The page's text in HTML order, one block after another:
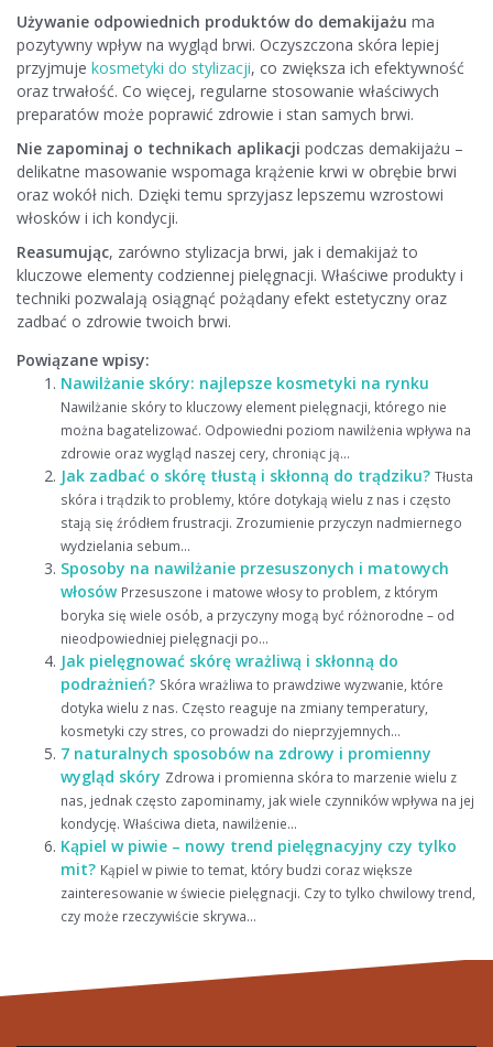
Używanie odpowiednich produktów do demakijażu ma
pozytywny wpływ na wygląd brwi. Oczyszczona skóra lepiej
przyjmuje kosmetyki do stylizacji, co zwiększa ich efektywność
oraz trwałość. Co więcej, regularne stosowanie właściwych
preparatów może poprawić zdrowie i stan samych brwi.
Nie zapominaj o technikach aplikacji podczas demakijażu –
delikatne masowanie wspomaga krążenie krwi w obrębie brwi
oraz wokół nich. Dzięki temu sprzyjasz lepszemu wzrostowi
włosków i ich kondycji.
Reasumując, zarówno stylizacja brwi, jak i demakijaż to
kluczowe elementy codziennej pielęgnacji. Właściwe produkty i
techniki pozwalają osiągnąć pożądany efekt estetyczny oraz
zadbać o zdrowie twoich brwi.
Powiązane wpisy:
Nawilżanie skóry: najlepsze kosmetyki na rynku
Nawilżanie skóry to kluczowy element pielęgnacji, którego nie
można bagatelizować. Odpowiedni poziom nawilżenia wpływa na
zdrowie oraz wygląd naszej cery, chroniąc ją...
Jak zadbać o skórę tłustą i skłonną do trądziku? Tłusta
skóra i trądzik to problemy, które dotykają wielu z nas i często
stają się źródłem frustracji. Zrozumienie przyczyn nadmiernego
wydzielania sebum...
Sposoby na nawilżanie przesuszonych i matowych
włosów Przesuszone i matowe włosy to problem, z którym
boryka się wiele osób, a przyczyny mogą być różnorodne – od
nieodpowiedniej pielęgnacji po...
Jak pielęgnować skórę wrażliwą i skłonną do
podrażnień? Skóra wrażliwa to prawdziwe wyzwanie, które
dotyka wielu z nas. Często reaguje na zmiany temperatury,
kosmetyki czy stres, co prowadzi do nieprzyjemnych...
7 naturalnych sposobów na zdrowy i promienny
wygląd skóry Zdrowa i promienna skóra to marzenie wielu z
nas, jednak często zapominamy, jak wiele czynników wpływa na jej
kondycję. Właściwa dieta, nawilżenie...
Kąpiel w piwie – nowy trend pielęgnacyjny czy tylko
mit? Kąpiel w piwie to temat, który budzi coraz większe
zainteresowanie w świecie pielęgnacji. Czy to tylko chwilowy trend,
czy może rzeczywiście skrywa...